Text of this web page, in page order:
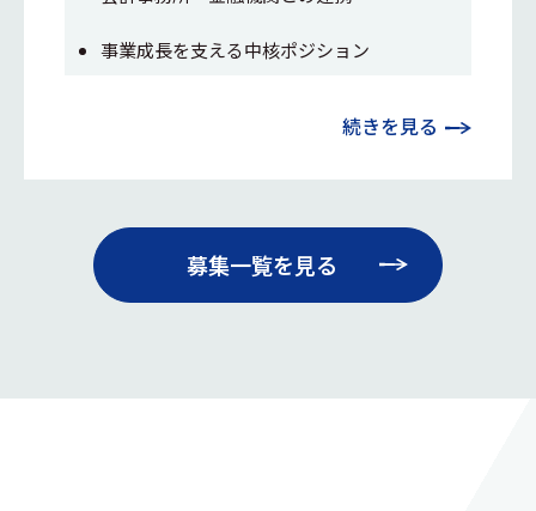
事業成長を支える中核ポジション
続きを見る
募集一覧を見る